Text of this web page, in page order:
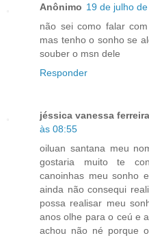
Anônimo 19 de julho
não sei como falar
mas tenho o sonho se
souber o msn dele
Responder
jéssica vanessa
às 08:55
oiluan santana meu
gostaria muito te
canoinhas meu sonho
ainda não consequi
possa realisar meu
anos olhe para o ceú e
achou não né porque